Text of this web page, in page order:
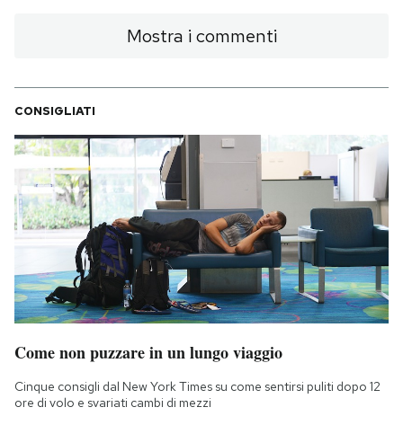
Mostra i commenti
CONSIGLIATI
Come non puzzare in un lungo viaggio
Cinque consigli dal New York Times su come sentirsi puliti dopo 12
ore di volo e svariati cambi di mezzi